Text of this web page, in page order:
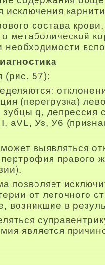
исключения
состава
метаболической
необходимости
(рис. 57):
(перегрузка)
зубцы q, депрессия
aVL, Уз, У6
выявляться
правого
позволяет
от легочного
возникшие в
является